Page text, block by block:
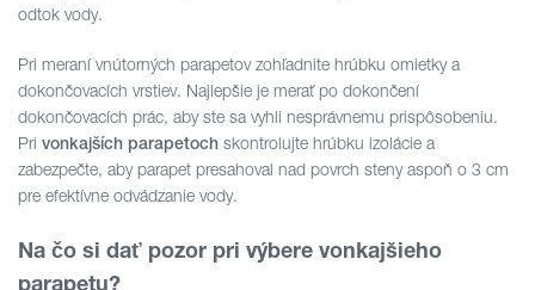
odtok vody.
Pri meraní vnútorných parapetov zohľadnite hrúbku omietky a
dokončovacích vrstiev. Najlepšie je merať po dokončení
dokončovacích prác, aby ste sa vyhli nesprávnemu prispôsobeniu.
Pri vonkajších parapetoch skontrolujte hrúbku izolácie a
zabezpečte, aby parapet presahoval nad povrch steny aspoň o 3 cm
pre efektívne odvádzanie vody.
Na čo si dať pozor pri výbere vonkajšieho
parapetu?